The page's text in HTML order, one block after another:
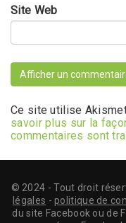
Site Web
Ce site utilise
savoir plus sur la
commentaires sont
© 2024 - Tout droit
légales -politique de
du site Facebook ou de